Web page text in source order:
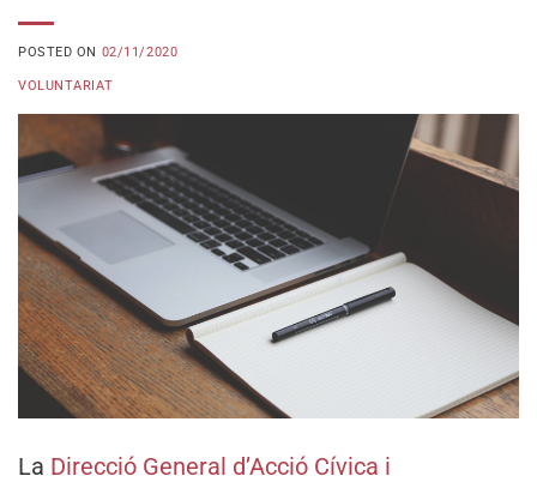
POSTED ON 02/11/2020
VOLUNTARIAT
La Direcció General d’Acció Cívica i